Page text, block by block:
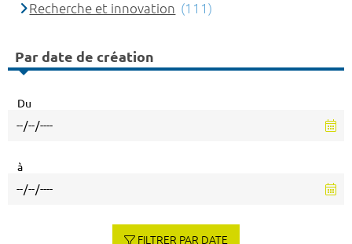
Recherche et innovation (111)
Par date de création
Du
à
FILTRER PAR DATE